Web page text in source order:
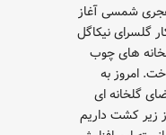
نیکاگل در سال 1392 هجری شمسی آغاز
گلسرای نیکاگل
های چوب
امروز به
مربع فضای گلخانه ای
باز زیر کشت داریم